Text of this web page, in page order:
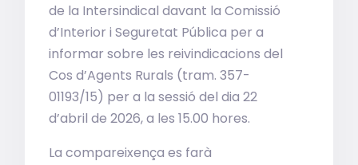
de la Intersindical davant la Comissió
d’Interior i Seguretat Pública per a
informar sobre les reivindicacions del
Cos d’Agents Rurals (tram. 357-
01193/15) per a la sessió del dia 22
d’abril de 2026, a les 15.00 hores.
La compareixença es farà